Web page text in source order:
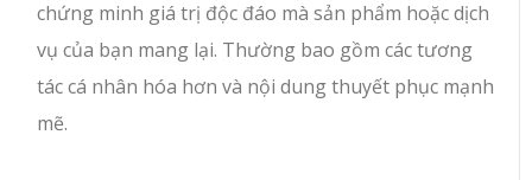
chứng minh giá trị độc đáo mà sản phẩm hoặc dịch
vụ của bạn mang lại. Thường bao gồm các tương
tác cá nhân hóa hơn và nội dung thuyết phục mạnh
mẽ.